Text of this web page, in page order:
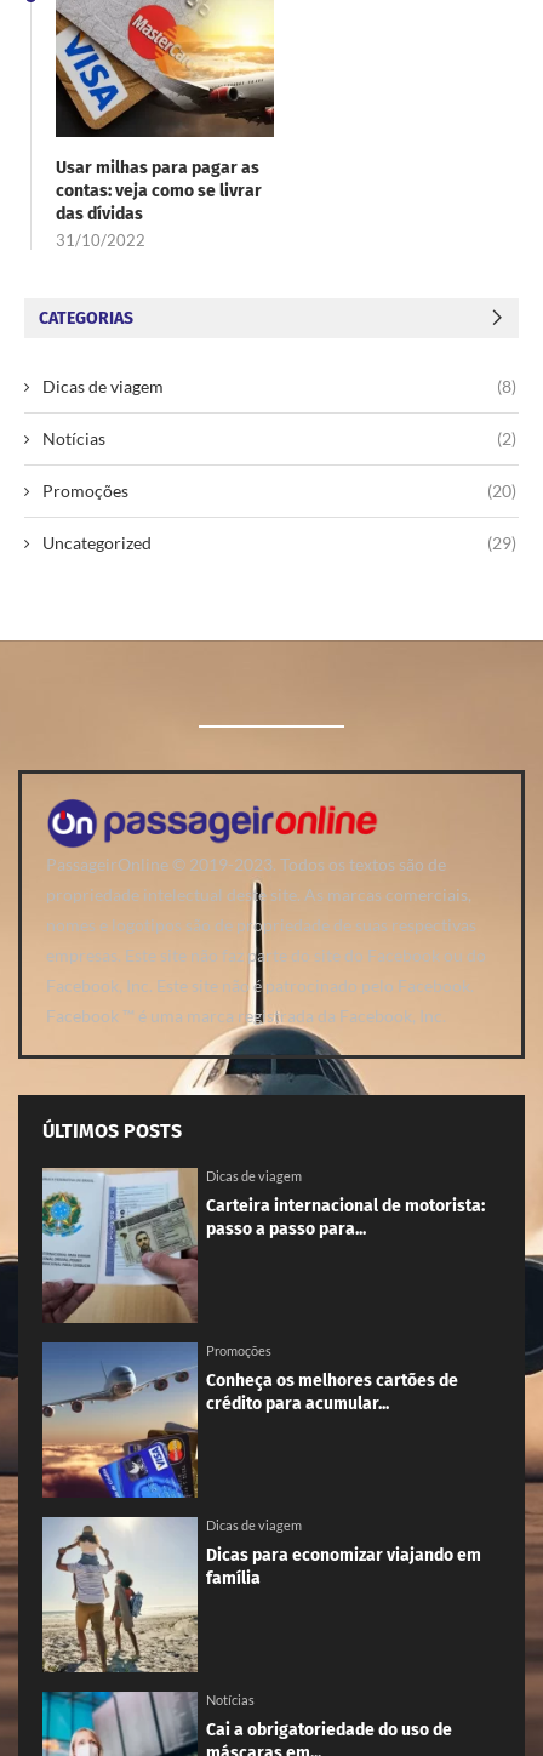
Usar milhas para pagar as
contas: veja como se livrar
das dívidas
31/10/2022
CATEGORIAS
Dicas de viagem (8)
Notícias (2)
Promoções (20)
Uncategorized (29)
PassageirOnline © 2019-2023. Todos os textos são de
propriedade intelectual deste site. As marcas comerciais,
nomes e logotipos são de propriedade de suas respectivas
empresas. Este site não faz parte do site do Facebook ou do
Facebook, Inc. Este site não é patrocinado pelo Facebook.
Facebook ™ é uma marca registrada da Facebook, Inc.
ÚLTIMOS POSTS
Dicas de viagem
Carteira internacional de motorista:
passo a passo para...
Promoções
Conheça os melhores cartões de
crédito para acumular...
Dicas de viagem
Dicas para economizar viajando em
família
Notícias
Cai a obrigatoriedade do uso de